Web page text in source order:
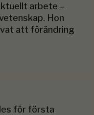
arbete –
Hon
att förändring
för första